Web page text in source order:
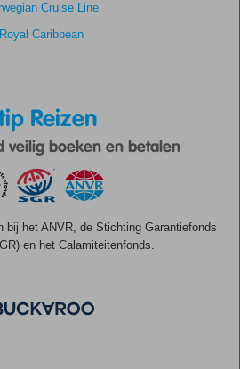
Cruise Line
Royal Caribbean
Reizen
veilig boeken en betalen
bij het ANVR, de Stichting Garantiefonds
en het Calamiteitenfonds.